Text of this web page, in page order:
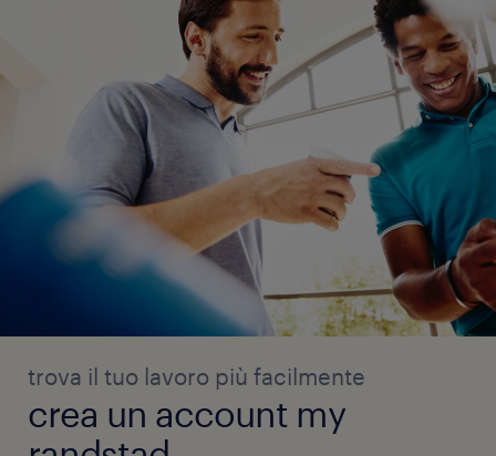
trova il tuo lavoro più facilmente
crea un account my